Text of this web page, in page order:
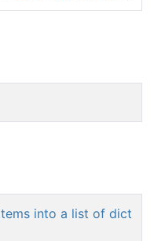
into a list of dict